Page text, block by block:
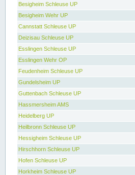
Besigheim Schleuse UP
Besigheim Wehr UP
Cannstatt Schleuse UP
Deizisau Schleuse UP
Esslingen Schleuse UP
Esslingen Wehr OP
Feudenheim Schleuse UP
Gundelsheim UP
Guttenbach Schleuse UP
Hassmersheim AMS
Heidelberg UP
Heilbronn Schleuse UP
Hessigheim Schleuse UP
Hirschhorn Schleuse UP
Hofen Schleuse UP
Horkheim Schleuse UP